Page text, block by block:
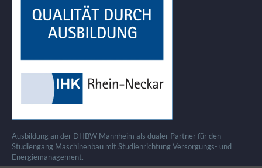
Ausbildung an der DHBW Mannheim als dualer Partner für den
Studiengang Maschinenbau mit Studienrichtung Versorgungs- und
Energiemanagement.